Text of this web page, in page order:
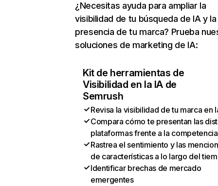
¿Necesitas ayuda para ampliar la
visibilidad de tu búsqueda de IA y la
presencia de tu marca? Prueba
soluciones de marketing de IA:
Kit de herramientas de
Visibilidad en la IA de
Semrush
Revisa la visibilidad de tu marca en
Compara cómo te presentan las
plataformas frente a la competencia
Rastrea el sentimiento y las
de características a lo largo del
Identificar brechas de mercado
emergentes